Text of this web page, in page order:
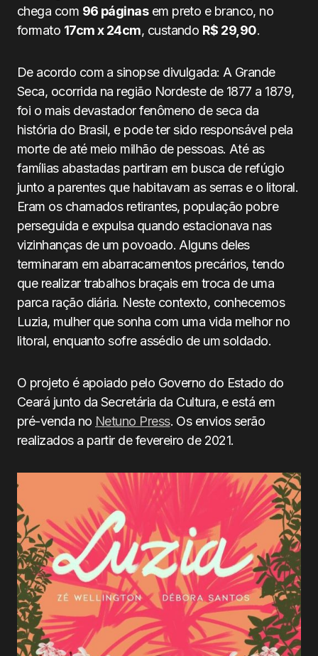
chega com 96 páginasem preto e branco, no
formato 17cm x 24cm, custando R$ 29,90.
De acordo com a sinopse divulgada: A Grande
Seca, ocorrida na região Nordeste de 1877 a 1879,
foi o mais devastador fenômeno de seca da
história do Brasil, e pode ter sido responsável pela
morte de até meio milhão de pessoas. Até as
famílias abastadas partiram em busca de refúgio
junto a parentes que habitavam as serras e o litoral.
Eram os chamados retirantes, população pobre
perseguida e expulsa quando estacionava nas
vizinhanças de um povoado. Alguns deles
terminaram em abarracamentos precários, tendo
que realizar trabalhos braçais em troca de uma
parca ração diária. Neste contexto, conhecemos
Luzia, mulher que sonha com uma vida melhor no
litoral, enquanto sofre assédio de um soldado.
O projeto é apoiado pelo Governo do Estado do
Ceará junto da Secretária da Cultura, e está em
pré-venda no Netuno Press. Os envios serão
realizados a partir de fevereiro de 2021.